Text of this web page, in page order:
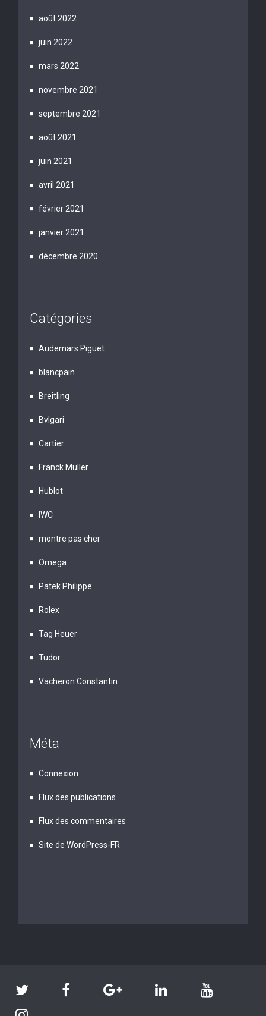
août 2022
juin 2022
mars 2022
novembre 2021
septembre 2021
août 2021
juin 2021
avril 2021
février 2021
janvier 2021
décembre 2020
Catégories
Audemars Piguet
blancpain
Breitling
Bvlgari
Cartier
Franck Muller
Hublot
IWC
montre pas cher
Omega
Patek Philippe
Rolex
Tag Heuer
Tudor
Vacheron Constantin
Méta
Connexion
Flux des publications
Flux des commentaires
Site de WordPress-FR